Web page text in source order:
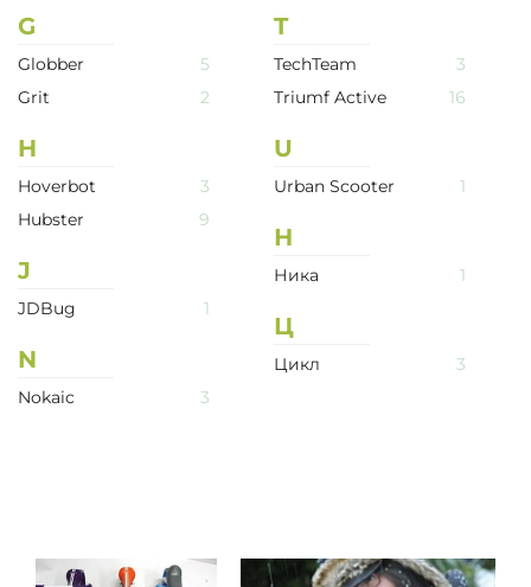
G
Globber
5
Grit
2
H
Hoverbot
3
Hubster
9
J
JDBug 1
N
Nokaic 3
T
TechTeam
3
Triumf Active
16
U
Urban Scooter 1
Н
Ника 1
Ц
Цикл 3